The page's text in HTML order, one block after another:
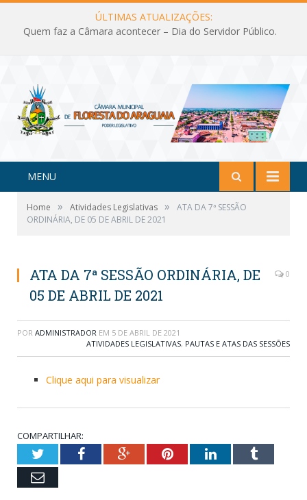
ÚLTIMAS ATUALIZAÇÕES:
Quem faz a Câmara acontecer – Dia do Servidor Público.
MENU
Home » Atividades Legislativas »
ATA DA 7ª SESSÃO
ORDINÁRIA, DE 05 DE ABRIL DE 2021
ATA DA 7ª SESSÃO ORDINÁRIA, DE
05 DE ABRIL DE 2021
0
POR ADMINISTRADOR EM 5 DE ABRIL DE 2021
ATIVIDADES LEGISLATIVAS, PAUTAS E ATAS DAS SESSÕES
Clique aqui para visualizar
COMPARTILHAR:
TwitterFacebookGoogle+PinterestLinkedInTumblr
Email